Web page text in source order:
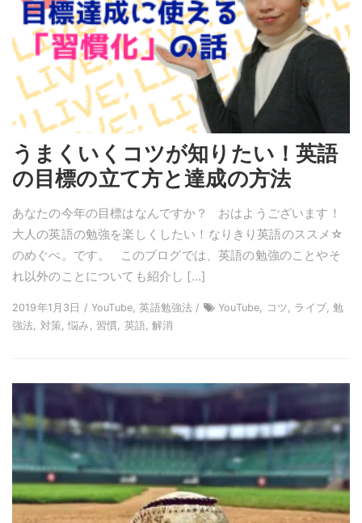
うまくいくコツが知りたい！英語
の目標の立て方と達成の方法
あなたの今年の目標はなんですか？ おはようございます！
大人の英語の勉強を楽しくしたい！なりきり英語のススメ☆
のめぐぺ。です。 このブログでは、英語の勉強のことやそ
れ以外のことについても紹介し […]
2019年1月3日 / YouTube, 英語勉強法 /
YouTube, コツ, ライブ, 勉
強法, 対策, 悩み, 習慣, 英語, 解消